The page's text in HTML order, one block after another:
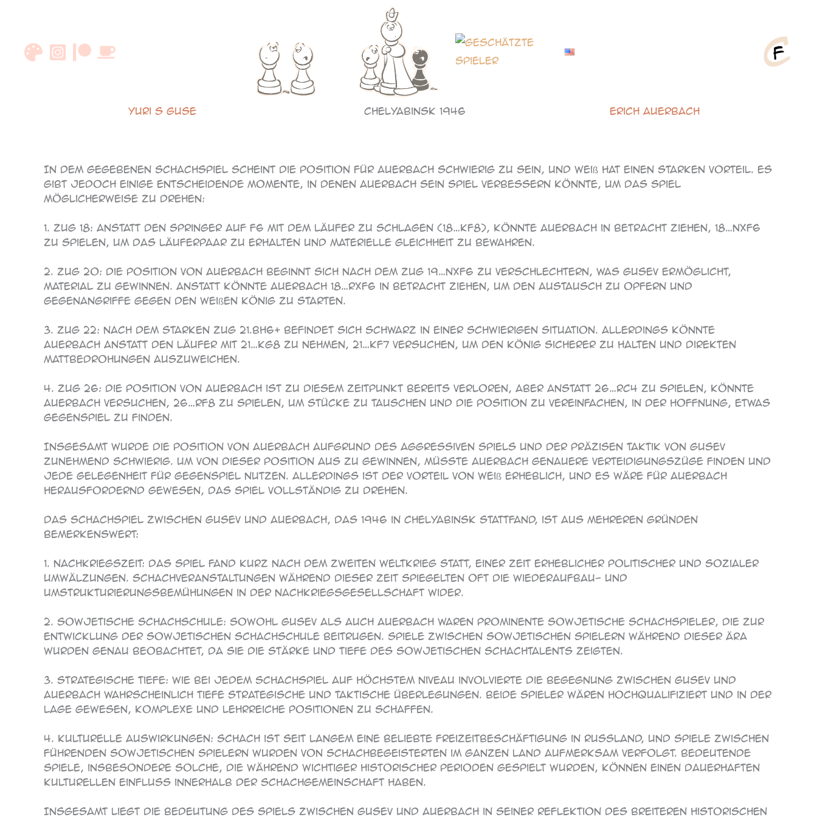
Yuri S Guse Chelyabinsk 1946 Erich Auerbach
In dem gegebenen Schachspiel scheint die Position für Auerbach schwierig zu sein, und Weiß hat einen starken Vorteil. Es
gibt jedoch einige entscheidende Momente, in denen Auerbach sein Spiel verbessern könnte, um das Spiel
möglicherweise zu drehen:
1. Zug 18: Anstatt den Springer auf f6 mit dem Läufer zu schlagen (18…Kf8), könnte Auerbach in Betracht ziehen, 18…Nxf6
zu spielen, um das Läuferpaar zu erhalten und materielle Gleichheit zu bewahren.
2. Zug 20: Die Position von Auerbach beginnt sich nach dem Zug 19…Nxf6 zu verschlechtern, was Gusev ermöglicht,
Material zu gewinnen. Anstatt könnte Auerbach 18…Rxf6 in Betracht ziehen, um den Austausch zu opfern und
Gegenangriffe gegen den weißen König zu starten.
3. Zug 22: Nach dem starken Zug 21.Bh6+ befindet sich Schwarz in einer schwierigen Situation. Allerdings könnte
Auerbach anstatt den Läufer mit 21…Kg8 zu nehmen, 21…Kf7 versuchen, um den König sicherer zu halten und direkten
Mattbedrohungen auszuweichen.
4. Zug 26: Die Position von Auerbach ist zu diesem Zeitpunkt bereits verloren, aber anstatt 26…Rc4 zu spielen, könnte
Auerbach versuchen, 26…Rf8 zu spielen, um Stücke zu tauschen und die Position zu vereinfachen, in der Hoffnung, etwas
Gegenspiel zu finden.
Insgesamt wurde die Position von Auerbach aufgrund des aggressiven Spiels und der präzisen Taktik von Gusev
zunehmend schwierig. Um von dieser Position aus zu gewinnen, müsste Auerbach genauere Verteidigungszüge finden und
jede Gelegenheit für Gegenspiel nutzen. Allerdings ist der Vorteil von Weiß erheblich, und es wäre für Auerbach
herausfordernd gewesen, das Spiel vollständig zu drehen.
Das Schachspiel zwischen Gusev und Auerbach, das 1946 in Chelyabinsk stattfand, ist aus mehreren Gründen
bemerkenswert:
1. Nachkriegszeit: Das Spiel fand kurz nach dem Zweiten Weltkrieg statt, einer Zeit erheblicher politischer und sozialer
Umwälzungen. Schachveranstaltungen während dieser Zeit spiegelten oft die Wiederaufbau- und
Umstrukturierungsbemühungen in der Nachkriegsgesellschaft wider.
2. Sowjetische Schachschule: Sowohl Gusev als auch Auerbach waren prominente sowjetische Schachspieler, die zur
Entwicklung der sowjetischen Schachschule beitrugen. Spiele zwischen sowjetischen Spielern während dieser Ära
wurden genau beobachtet, da sie die Stärke und Tiefe des sowjetischen Schachtalents zeigten.
3. Strategische Tiefe: Wie bei jedem Schachspiel auf höchstem Niveau involvierte die Begegnung zwischen Gusev und
Auerbach wahrscheinlich tiefe strategische und taktische Überlegungen. Beide Spieler wären hochqualifiziert und in der
Lage gewesen, komplexe und lehrreiche Positionen zu schaffen.
4. Kulturelle Auswirkungen: Schach ist seit langem eine beliebte Freizeitbeschäftigung in Russland, und Spiele zwischen
führenden sowjetischen Spielern wurden von Schachbegeisterten im ganzen Land aufmerksam verfolgt. Bedeutende
Spiele, insbesondere solche, die während wichtiger historischer Perioden gespielt wurden, können einen dauerhaften
kulturellen Einfluss innerhalb der Schachgemeinschaft haben.
Insgesamt liegt die Bedeutung des Spiels zwischen Gusev und Auerbach in seiner Reflektion des breiteren historischen